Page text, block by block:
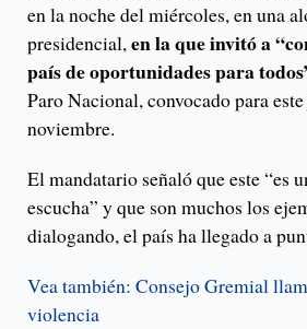
en la noche del miércoles, en una
presidencial,en la que invitó a
país de oportunidades para
Paro Nacional, convocado para
noviembre.
El mandatario señaló que este “es
escucha” y que son muchos los
dialogando, el país ha llegado a
Vea también: Consejo Gremial
violencia